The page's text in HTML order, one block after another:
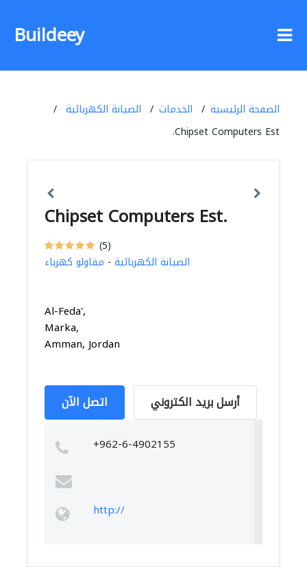
Buildeey
الصفحة الرئيسية الخدمات
الصيانة الكهربائية
Chipset Computers Est.
Chipset Computers Est.
(5)
الصيانة الكهربائية - مقاولو كهرباء
Al-Feda',
Marka,
Amman, Jordan
اتصل الآن أرسل بريد الكتروني
+962-6-4902155
http://